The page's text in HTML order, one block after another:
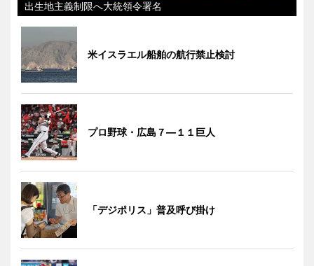
出生地主義制限へ大統領令署名
米イスラエル船舶の航行禁止検討
プロ野球・広島７―１１巨人
「デジポリス」普及呼び掛け